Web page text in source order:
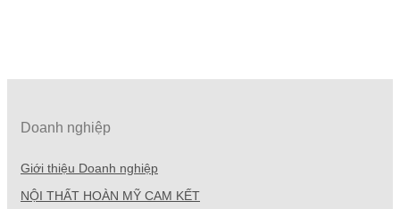
Doanh nghiệp
Giới thiệu Doanh nghiệp
NỘI THẤT HOÀN MỸ CAM KẾT